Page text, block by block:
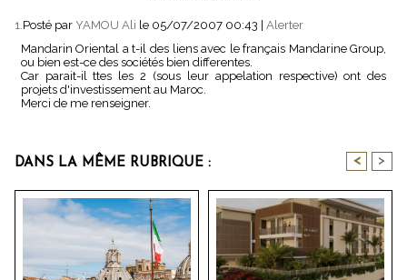
1. Posté par YAMOU Ali le 05/07/2007 00:43 | Alerter
Mandarin Oriental a t-il des liens avec le français Mandarine Group,
ou bien est-ce des sociétés bien differentes.
Car parait-il ttes les 2 (sous leur appelation respective) ont des
projets d'investissement au Maroc.
Merci de me renseigner.
DANS LA MÊME RUBRIQUE : < >